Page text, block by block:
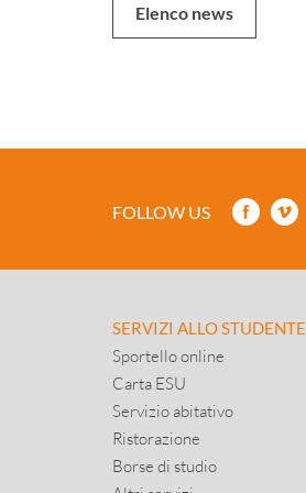
Elenco news
FOLLOW US
SERVIZI ALLO STUDENTE
Sportello online
Carta ESU
Servizio abitativo
Ristorazione
Borse di studio